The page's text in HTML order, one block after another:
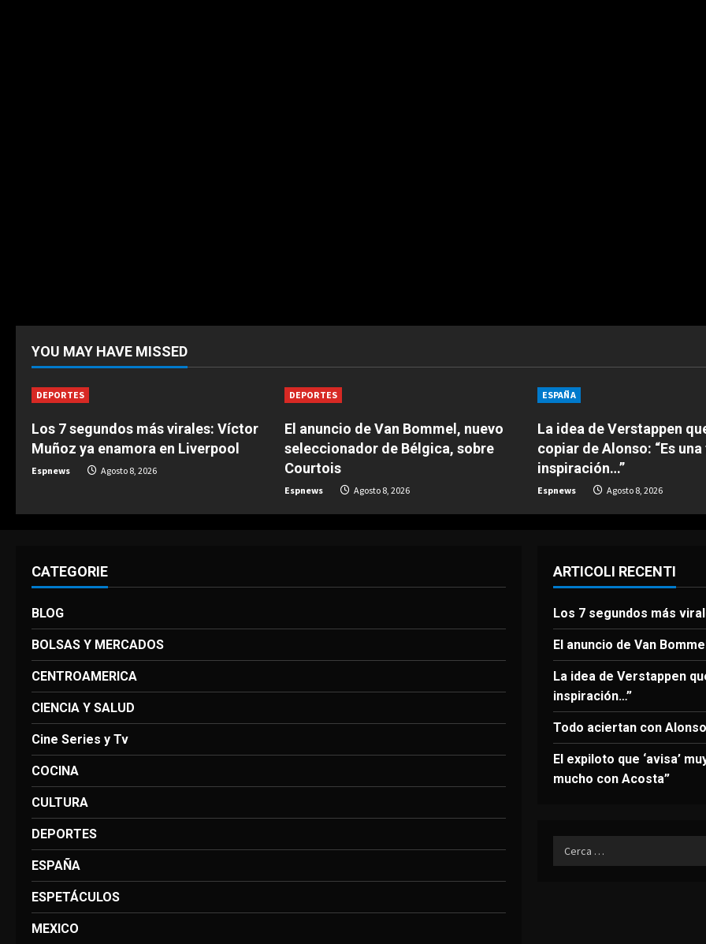
YOU MAY HAVE MISSED
DEPORTES
Los 7 segundos más virales: Víctor
Muñoz ya enamora en Liverpool
Espnews Agosto 8, 2026
DEPORTES
El anuncio de Van Bommel, nuevo
seleccionador de Bélgica, sobre
Courtois
Espnews Agosto 8, 2026
ESPAÑA
La idea de Verstappen
copiar de Alonso: “Es
inspiración…”
Espnews Agosto 8, 2026
CATEGORIE
BLOG
BOLSAS Y MERCADOS
CENTROAMERICA
CIENCIA Y SALUD
Cine Series y Tv
COCINA
CULTURA
DEPORTES
ESPAÑA
ESPETÁCULOS
MEXICO
ARTICOLI RECENTI
Los 7 segundos más
El anuncio de Van
La idea de Verstappen
inspiración…”
Todo aciertan con
El expiloto que ‘avisa’
mucho con Acosta”
Ricerca
per: